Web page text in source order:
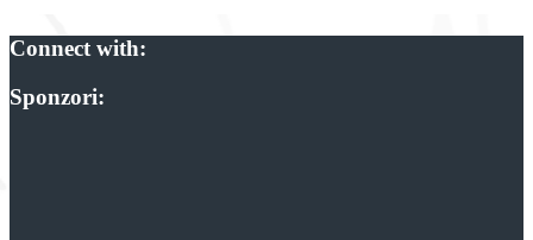
Connect with:
Sponzori: